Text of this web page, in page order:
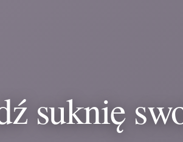
suknię